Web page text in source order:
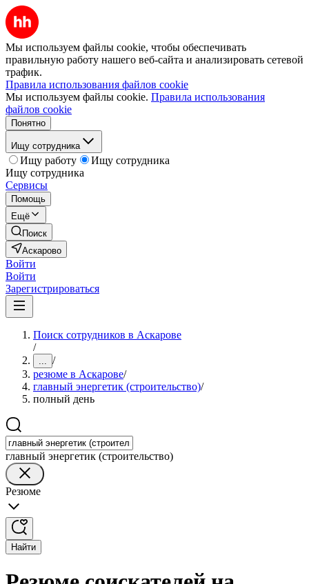
Мы используем файлы cookie, чтобы обеспечивать
правильную работу нашего веб-сайта и анализировать сетевой
трафик.
Правила использования файлов cookie
Мы используем файлы cookie. Правила использования
файлов cookie
Понятно
Ищу сотрудника
Ищу работу
Ищу сотрудника
Ищу сотрудника
Сервисы
Помощь
Ещё
Поиск
Аскарово
Войти
Войти
Зарегистрироваться
Поиск сотрудников в Аскарове
/
... /
резюме в Аскарове/
главный энергетик (строительство)/
полный день
главный энергетик (строительство)
Резюме
Найти